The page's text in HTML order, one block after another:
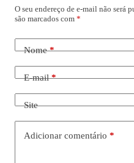
O seu endereço de e-mail não será
são marcados com *
Nome*
E-mail*
Site
Adicionar comentário *